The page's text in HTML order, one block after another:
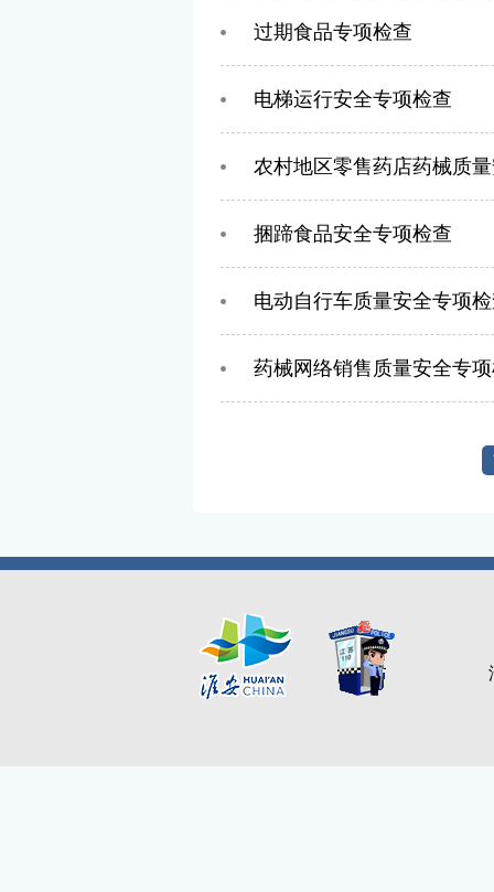
过期食品专项检查
电梯运行安全专项检查
农村地区零售药店药械质
捆蹄食品安全专项检查
电动自行车质量安全专项
药械网络销售质量安全专